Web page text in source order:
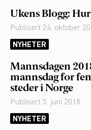
Ukens Blogg:
Publisert 24. oktober
NYHETER
Mannsdagen
mannsdag for
steder i Norge
Publisert 5. juni 2018
NYHETER